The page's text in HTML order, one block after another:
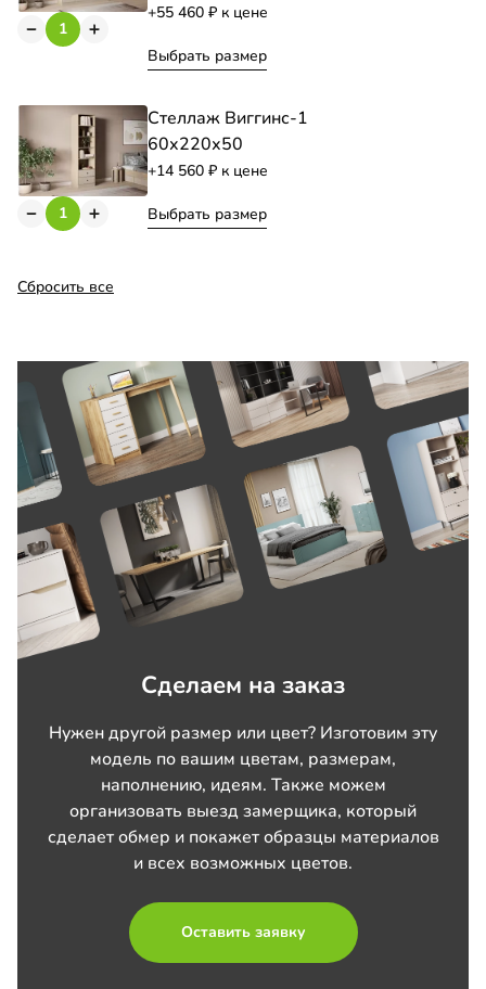
+55 460 к цене
Выбрать размер
Стеллаж Виггинс-1
60х220х50
+14 560 к цене
Выбрать размер
Сбросить все
Сделаем на заказ
Нужен другой размер или цвет? Изготовим эту
модель по вашим цветам, размерам,
наполнению, идеям. Также можем
организовать выезд замерщика, который
сделает обмер и покажет образцы материалов
и всех возможных цветов.
Оставить заявку